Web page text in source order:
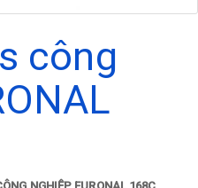
công
NGHIỆP EURONAL 168C